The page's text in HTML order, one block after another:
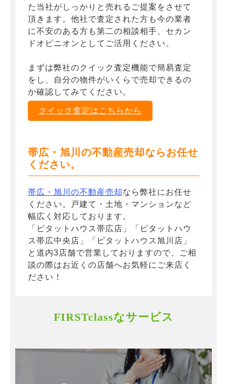
た当社がしっかりと売れるご提案をさせて
頂きます。他社で査定された方も今の業者
に不安のある方も第二の相談相手、セカン
ドオピニオンとしてご活用ください。
まずは弊社のクイック査定機能で簡易査定
をし、自分の物件がいくらで売却できるの
か確認してみてください。
クイック査定はこちらから
帯広・旭川の不動産売却ならお任せ
ください。
帯広・旭川の不動産売却なら弊社にお任せ
ください。戸建て・土地・マンションなど
幅広く対応しております。
「ピタットハウス帯広店」「ピタットハウ
ス帯広中央店」「ピタットハウス旭川店」
と道内3店舗で営業しておりますので、ご相
談の際はお近くの店舗へお気軽にご来店く
ださい！
FIRSTclassなサービス